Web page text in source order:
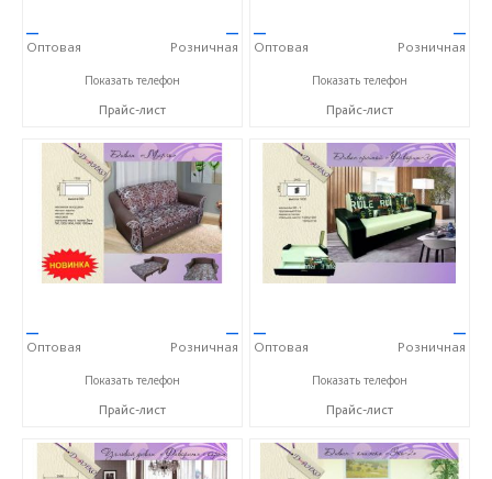
—
Оптовая
—
Розничная
+7 (8422) 22-90-20
Показать телефон
Прайс-лист
—
Оптовая
—
Розничная
+7 (8422) 22-90-20
Показать телефон
Прайс-лист
—
Оптовая
—
Розничная
+7 (8422) 22-90-20
Показать телефон
Прайс-лист
—
Оптовая
—
Розничная
+7 (8422) 22-90-20
Показать телефон
Прайс-лист